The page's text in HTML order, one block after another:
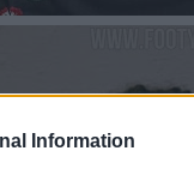
Information